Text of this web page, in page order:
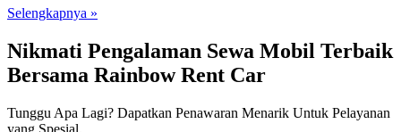
Selengkapnya »
Nikmati Pengalaman Sewa Mobil Terbaik
Bersama Rainbow Rent Car
Tunggu Apa Lagi? Dapatkan Penawaran Menarik Untuk Pelayanan
yang Spesial.